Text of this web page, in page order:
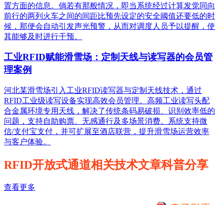
置方面的信息。倘若有那般情况，即当系统经过计算发觉同向
前行的两列火车之间的间距比预先设定的安全阈值还要低的时
候，那便会自动引发声光预警，从而对调度人员予以提醒，使
其能够及时进行干预。
工业RFID赋能滑雪场：定制天线与读写器的会员管
理案例
河北某滑雪场引入工业RFID读写器与定制天线技术，通过
RFID工业级读写设备实现高效会员管理。高频工业读写头配
合金属环境专用天线，解决了传统条码易破损、识别效率低的
问题，支持自助购票、无感通行及多场景消费。系统支持微
信/支付宝支付，并可扩展至酒店联营，提升滑雪场运营效率
与客户体验。
RFID开放式通道相关技术文章科普分享
查看更多